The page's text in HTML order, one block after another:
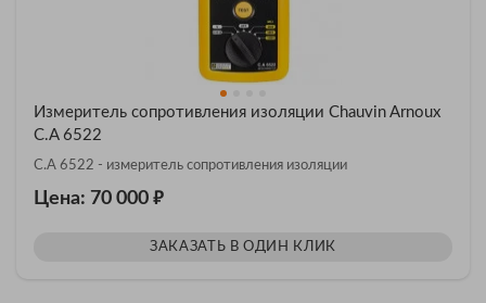
Измеритель сопротивления изоляции Chauvin Arnoux
C.A 6522
C.A 6522 - измеритель сопротивления изоляции
Цена: 70 000 ₽
ЗАКАЗАТЬ В ОДИН КЛИК